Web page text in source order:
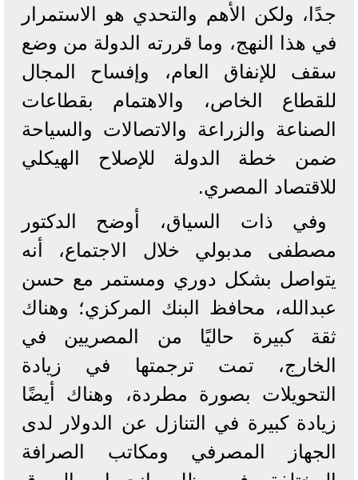
جدًا، ولكن الأهم والتحدي هو الاستمرار
في هذا النهج، وما قررته الدولة من وضع
سقف للإنفاق العام، وإفساح المجال
للقطاع الخاص، والاهتمام بقطاعات
الصناعة والزراعة والاتصالات والسياحة
ضمن خطة الدولة للإصلاح الهيكلي
للاقتصاد المصري.
وفي ذات السياق، أوضح الدكتور
مصطفى مدبولي خلال الاجتماع، أنه
يتواصل بشكل دوري ومستمر مع حسن
عبدالله، محافظ البنك المركزي؛ وهناك
ثقة كبيرة حاليًا من المصريين في
الخارج، تمت ترجمتها في زيادة
التحويلات بصورة مطردة، وهناك أيضًا
زيادة كبيرة في التنازل عن الدولار لدى
الجهاز المصرفي ومكاتب الصرافة